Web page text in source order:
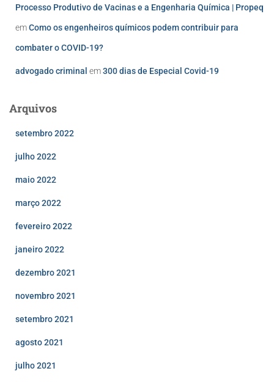
Processo Produtivo de Vacinas e a Engenharia Química | Propeq
emComo os engenheiros químicos podem contribuir para
combater o COVID-19?
advogado criminal em300 dias de Especial Covid-19
Arquivos
setembro 2022
julho 2022
maio 2022
março 2022
fevereiro 2022
janeiro 2022
dezembro 2021
novembro 2021
setembro 2021
agosto 2021
julho 2021